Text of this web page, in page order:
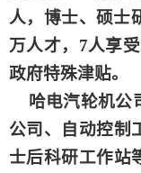
人，博士、硕士
万人才，7人享
政府特殊津贴。
哈电汽轮机公
公司、自动控制
士后科研工作站